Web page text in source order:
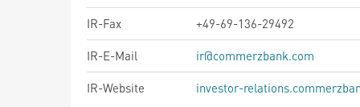
IR-Fax
+49-69-136-29492
IR-E-Mail
ir@commerzbank.com
IR-Website
investor-